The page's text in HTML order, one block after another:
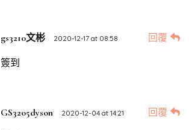
gs3210文彬 2020-12-17 at 08:58 回覆
簽到
GS3205dyson 2020-12-04 at 14:21 回覆